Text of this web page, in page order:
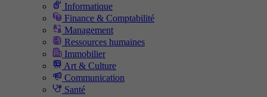
Informatique
Finance & Comptabilité
Management
Ressources humaines
Immobilier
Art & Culture
Communication
Santé